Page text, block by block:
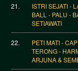
21.
ISTRI SEJATI -
BALL - PALU -
SETIAWATI
22.
PETI MATI -
TERONG -
ARJUNA &